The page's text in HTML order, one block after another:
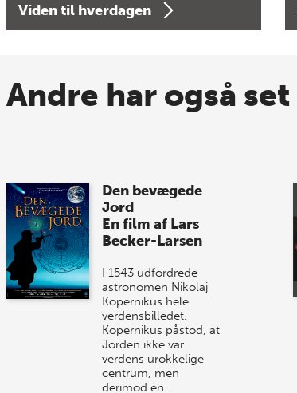
Viden til hverdagen
Andre har også set
Den bevægede
Jord
En film af Lars
Becker-Larsen
I 1543 udfordrede
astronomen Nikolaj
Kopernikus hele
verdensbilledet.
Kopernikus påstod, at
Jorden ikke var
verdens urokkelige
centrum, men
derimod en…